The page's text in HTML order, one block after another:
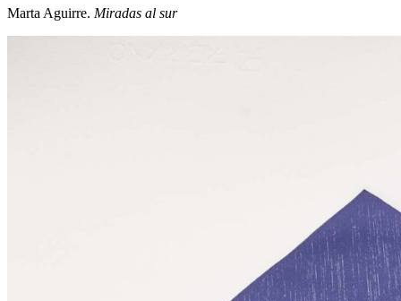
Marta Aguirre. Miradas al sur